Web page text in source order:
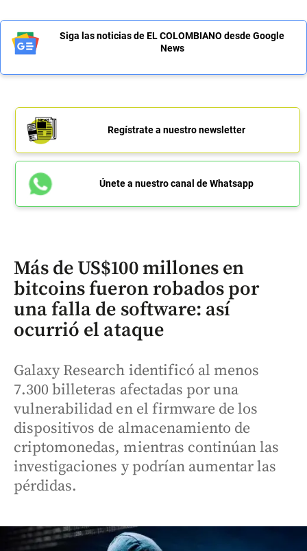
Siga las noticias de EL COLOMBIANO desde Google
News
Regístrate a nuestro newsletter
Únete a nuestro canal de Whatsapp
Más de US$100 millones en
bitcoins fueron robados por
una falla de software: así
ocurrió el ataque
Galaxy Research identificó al menos
7.300 billeteras afectadas por una
vulnerabilidad en el firmware de los
dispositivos de almacenamiento de
criptomonedas, mientras continúan las
investigaciones y podrían aumentar las
pérdidas.